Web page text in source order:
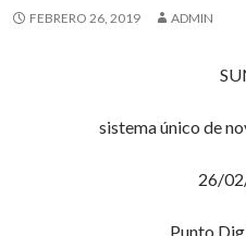
FEBRERO 26, 2019 ADMIN
sistema único de
26/
Punto